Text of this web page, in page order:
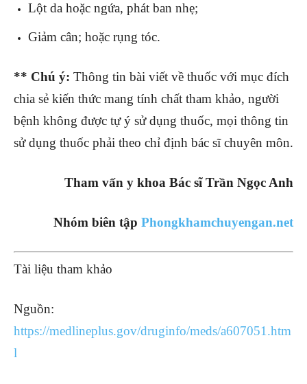
Lột da hoặc ngứa, phát ban nhẹ;
Giảm cân; hoặc rụng tóc.
** Chú ý: Thông tin bài viết về thuốc với mục đích
chia sẻ kiến thức mang tính chất tham khảo, người
bệnh không được tự ý sử dụng thuốc, mọi thông tin
sử dụng thuốc phải theo chỉ định bác sĩ chuyên môn.
Tham vấn y khoa Bác sĩ Trần Ngọc Anh
Nhóm biên tập Phongkhamchuyengan.net
Tài liệu tham khảo
Nguồn:
https://medlineplus.gov/druginfo/meds/a607051.htm
l